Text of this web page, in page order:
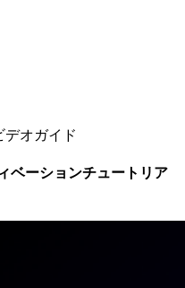
デオガイド
ベーションチュートリア